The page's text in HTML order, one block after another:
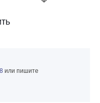
или пишите